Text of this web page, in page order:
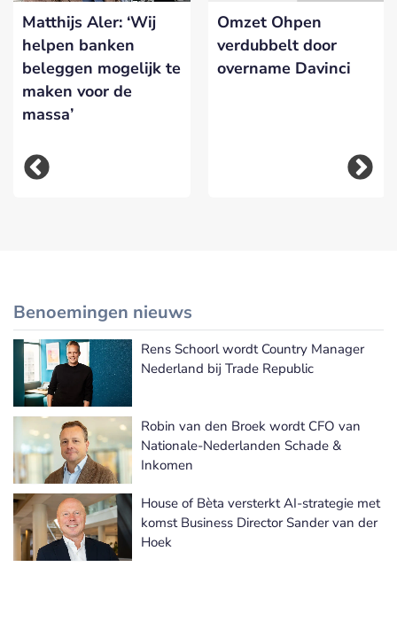
Matthijs Aler: ‘Wij
helpen banken
beleggen mogelijk te
maken voor de
massa’
Omzet Ohpen
verdubbelt door
overname Davinci
Benoemingen nieuws
Meer Benoemingen nieuws
Rens Schoorl wordt Country Manager
Nederland bij Trade Republic
Robin van den Broek wordt CFO van
Nationale-Nederlanden Schade &
Inkomen
House of Bèta versterkt AI-strategie met
komst Business Director Sander van der
Hoek